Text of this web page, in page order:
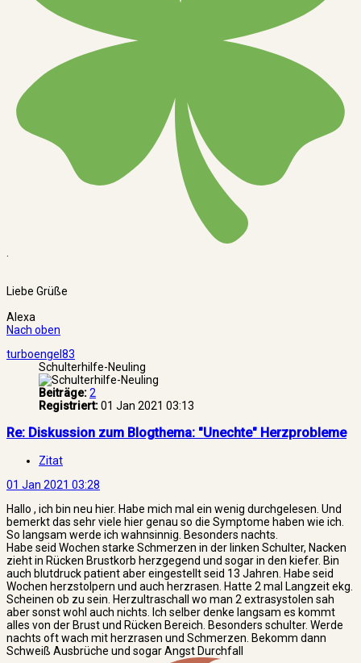
Liebe Grüße
Alexa
Nach oben
turboengel83
Schulterhilfe-Neuling
Beiträge:2
Registriert:01 Jan 2021 03:13
Re: Diskussion zum Blogthema: "Unechte" Herzprobleme
Zitat
01 Jan 2021 03:28
Hallo , ich bin neu hier. Habe mich mal ein wenig durchgelesen. Und
bemerkt das sehr viele hier genau so die Symptome haben wie ich.
So langsam werde ich wahnsinnig. Besonders nachts.
Habe seid Wochen starke Schmerzen in der linken Schulter, Nacken
zieht in Rücken Brustkorb herzgegend und sogar in den kiefer. Bin
auch blutdruck patient aber eingestellt seid 13 Jahren. Habe seid
Wochen herzstolpern und auch herzrasen. Hatte 2 mal Langzeit ekg.
Scheinen ob zu sein. Herzultraschall wo man 2 extrasystolen sah
aber sonst wohl auch nichts. Ich selber denke langsam es kommt
alles von der Brust und Rücken Bereich. Besonders schulter. Werde
nachts oft wach mit herzrasen und Schmerzen. Bekomm dann
Schweiß Ausbrüche und sogar Angst Durchfall